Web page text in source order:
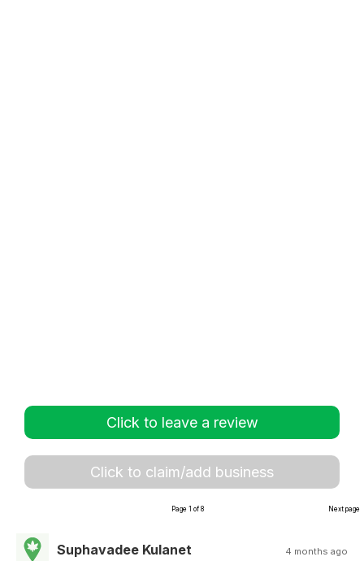
Click to leave a review
Click to claim/add business
Page 1 of 8 Next page
Suphavadee Kulanet 4 months ago